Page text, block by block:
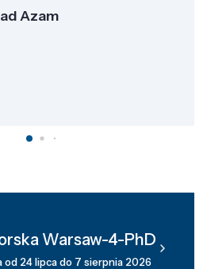
Azam
Warsaw-4-PhD
od 24 lipca do 7 sierpnia 2026